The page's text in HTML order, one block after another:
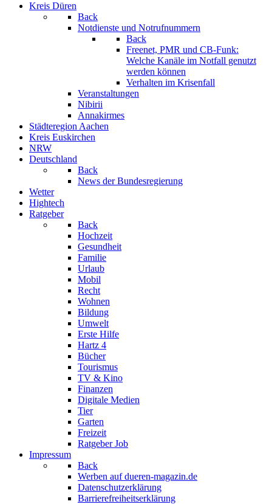
Kreis Düren
Back
Notdienste und Notrufnummern
Back
Freenet, PMR und CB-Funk:
Welche Kanäle im Notfall genutzt
werden können
Verhalten im Krisenfall
Veranstaltungen
Nibirii
Annakirmes
Städteregion Aachen
Kreis Euskirchen
NRW
Deutschland
Back
News der Bundesregierung
Wetter
Hightech
Ratgeber
Back
Hochzeit
Gesundheit
Familie
Urlaub
Mobil
Recht
Wohnen
Bildung
Umwelt
Erste Hilfe
Hartz 4
Bücher
Tourismus
TV & Kino
Finanzen
Digitale Medien
Tier
Garten
Freizeit
Ratgeber Job
Impressum
Back
Werben auf dueren-magazin.de
Datenschutzerklärung
Barrierefreiheitserklärung